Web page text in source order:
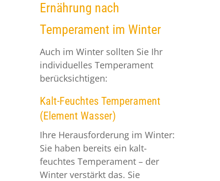
Ernährung nach
Temperament im Winter
Auch im Winter sollten Sie Ihr
individuelles Temperament
berücksichtigen:
Kalt-Feuchtes Temperament
(Element Wasser)
Ihre Herausforderung im Winter:
Sie haben bereits ein kalt-
feuchtes Temperament – der
Winter verstärkt das. Sie